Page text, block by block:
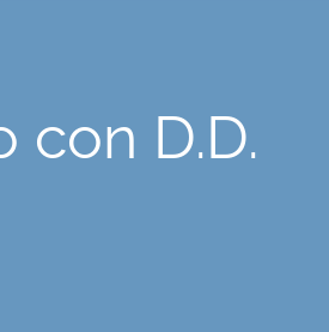
con D.D.